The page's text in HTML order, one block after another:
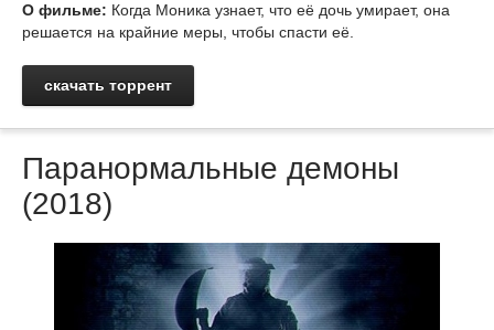
О фильме: Когда Моника узнает, что её дочь умирает, она
решается на крайние меры, чтобы спасти её.
скачать торрент
Паранормальные демоны
(2018)